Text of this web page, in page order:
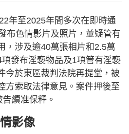
年至2025年間多次在即時通
布色情影片及照片，並疑管有
，涉及逾40萬張相片和2.5萬
發布淫褻物品及1項管有淫褻
今於東區裁判法院再提堂，被
方索取法律意見。案件押後至
續准保釋。
影像